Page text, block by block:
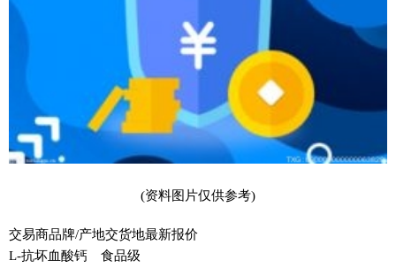
(资料图片仅供参考)
交易商品牌/产地交货地最新报价
L-抗坏血酸钙 食品级